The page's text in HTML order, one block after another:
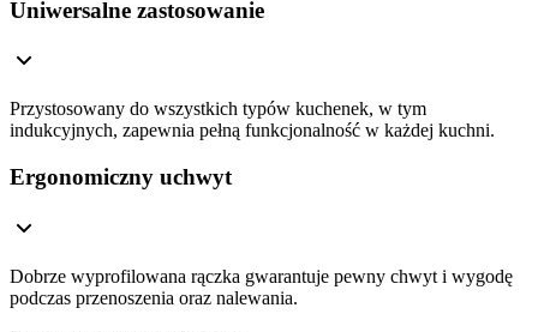
Uniwersalne zastosowanie
Przystosowany do wszystkich typów kuchenek, w tym
indukcyjnych, zapewnia pełną funkcjonalność w każdej kuchni.
Ergonomiczny uchwyt
Dobrze wyprofilowana rączka gwarantuje pewny chwyt i wygodę
podczas przenoszenia oraz nalewania.